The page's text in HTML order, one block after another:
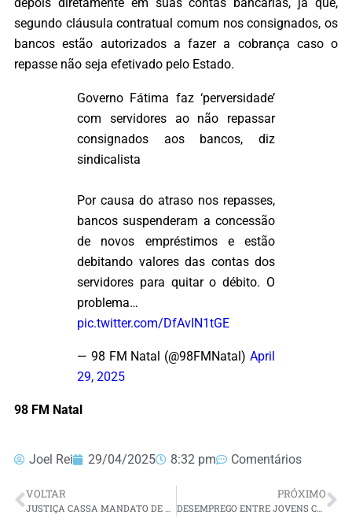
depois diretamente em suas contas bancárias, já que,
segundo cláusula contratual comum nos consignados, os
bancos estão autorizados a fazer a cobrança caso o
repasse não seja efetivado pelo Estado.
Governo Fátima faz ‘perversidade’
com servidores ao não repassar
consignados aos bancos, diz
sindicalista
Por causa do atraso nos repasses,
bancos suspenderam a concessão
de novos empréstimos e estão
debitando valores das contas dos
servidores para quitar o débito. O
problema…
pic.twitter.com/DfAvIN1tGE
— 98 FM Natal (@98FMNatal) April
29, 2025
98 FM Natal
Joel Rei 29/04/2025 8:32 pm Comentários
VOLTAR PRÓXIMO
DESEMPREGO ENTRE JOVENS CAI PELA METADE ENTRE 2019 E 2024